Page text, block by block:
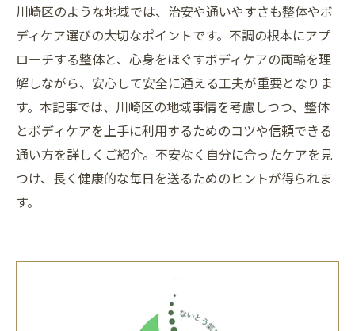
川崎区のような地域では、治安や通いやすさも整体やボ
ディケア選びの大切なポイントです。不調の根本にアプ
ローチする整体と、心身をほぐすボディケアの両輪を理
解しながら、安心して安全に通える工夫が重要となりま
す。本記事では、川崎区の地域事情を考慮しつつ、整体
とボディケアを上手に利用するためのコツや信頼できる
通い方を詳しくご紹介。不安なく自分に合ったケアを見
つけ、長く健康的な毎日を送るためのヒントが得られま
す。